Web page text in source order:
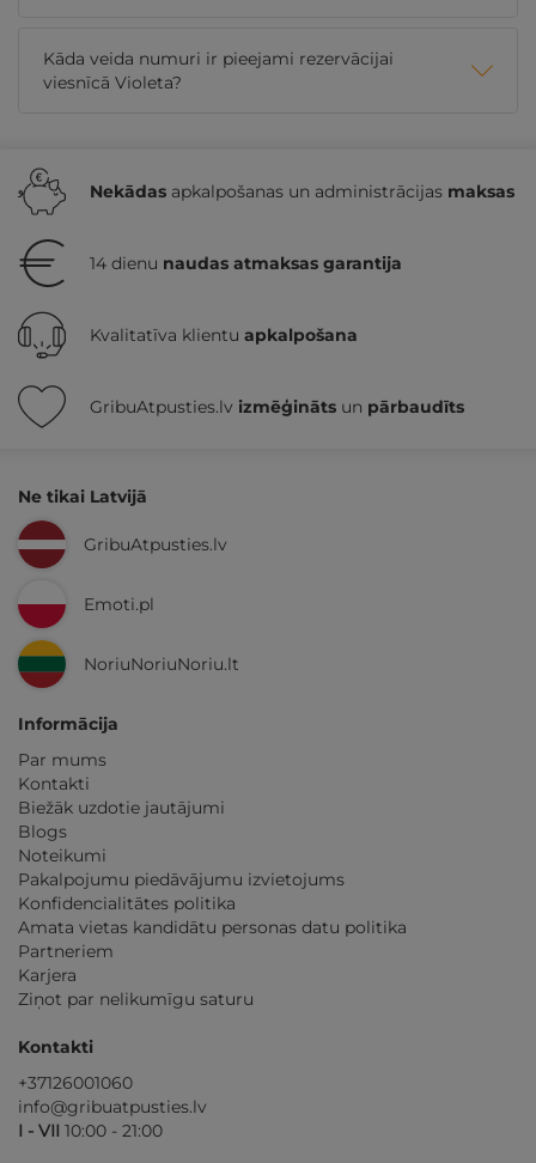
Kāda veida numuri ir pieejami rezervācijai
viesnīcā Violeta?
Nekādas apkalpošanas un administrācijas maksas
14 dienu naudas atmaksas garantija
Kvalitatīva klientu apkalpošana
GribuAtpusties.lv izmēģināts un pārbaudīts
Ne tikai Latvijā
GribuAtpusties.lv
Emoti.pl
NoriuNoriuNoriu.lt
Informācija
Par mums
Kontakti
Biežāk uzdotie jautājumi
Blogs
Noteikumi
Pakalpojumu piedāvājumu izvietojums
Konfidencialitātes politika
Amata vietas kandidātu personas datu politika
Partneriem
Karjera
Ziņot par nelikumīgu saturu
Kontakti
+37126001060
info@gribuatpusties.lv
I - VII 10:00 - 21:00